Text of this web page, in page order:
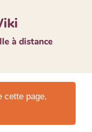
à distance
cette page,